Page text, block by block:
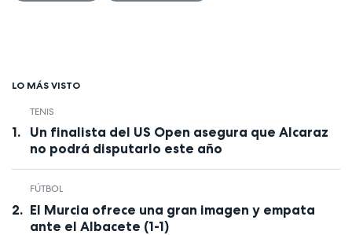
LO MÁS VISTO
TENIS
Un finalista del US Open asegura que Alcaraz
no podrá disputarlo este año
FÚTBOL
El Murcia ofrece una gran imagen y empata
ante el Albacete (1-1)